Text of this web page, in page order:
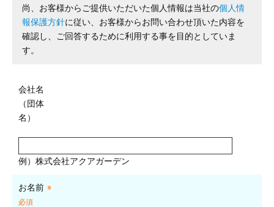
尚、お客様からご提供いただいた個人情報は当社の個人情
報保護方針に従い、お客様からお問い合わせ頂いた内容を
確認し、ご回答するために利用する事を目的としていま
す。
会社名
（団体
名）
例）株式会社アクアガーデン
お名前 ※
必須